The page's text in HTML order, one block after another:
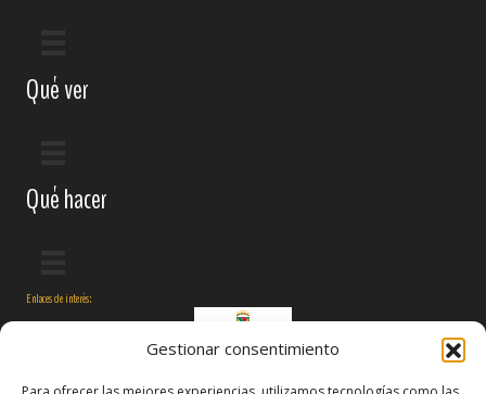
Gestionar consentimiento
Qué ver
Qué hacer
Enlaces de interés: